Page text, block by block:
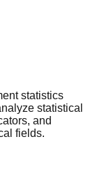
statistics
statistical
and
fields.